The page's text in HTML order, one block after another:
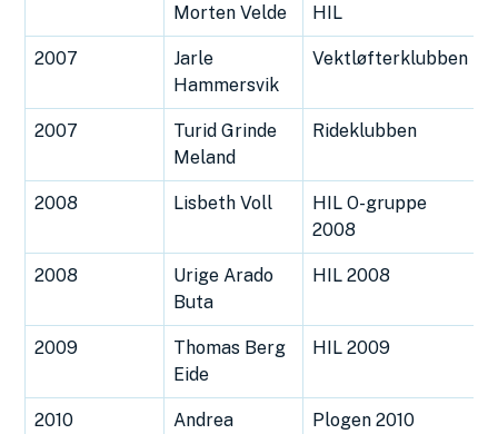
Morten Velde HIL
2007
Jarle
Hammersvik
Vektløfterklubben
2007
Turid Grinde
Meland
Rideklubben
2008 Lisbeth Voll
HIL O-gruppe
2008
2008
Urige Arado
Buta
HIL 2008
2009
Thomas Berg
Eide
HIL 2009
2010
Andrea
Plogen 2010